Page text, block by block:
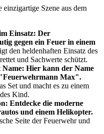
einzigartige Szene aus dem
Einsatz: Der
gegen ein Feuer in einem
den heldenhaften Einsatz des
und Sachwerte schützt.
Hier kann der Name
"Feuerwehrmann Max".
Set und macht es zu einem
Kind.
Entdecke die moderne
und einem Helikopter.
Seite der Feuerwehr und